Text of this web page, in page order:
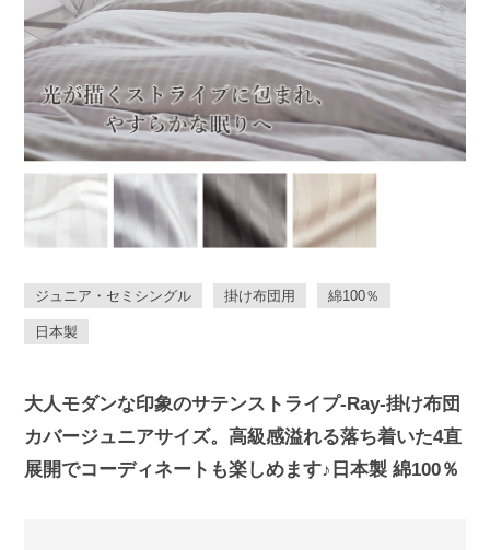
ジュニア・セミシングル 掛け布団用 綿100％
日本製
大人モダンな印象のサテンストライプ-Ray-掛け布団
カバージュニアサイズ。高級感溢れる落ち着いた4直
展開でコーディネートも楽しめます♪日本製 綿100％